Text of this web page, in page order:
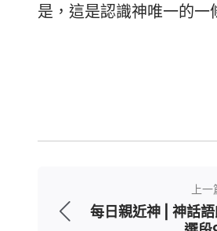
是，這是認識神唯一的一
上一
每日親近神 | 神話